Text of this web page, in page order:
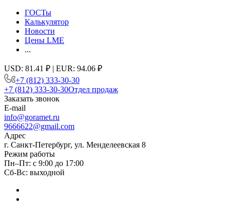
ГОСТы
Калькулятор
Новости
Цены LME
...
USD: 81.41 ₽ | EUR: 94.06 ₽
+7 (812) 333-30-30
+7 (812) 333-30-30Отдел продаж
Заказать звонок
E-mail
info@goramet.ru
9666622@gmail.com
Адрес
г. Санкт-Петербург, ул. Менделеевская 8
Режим работы
Пн–Пт: с 9:00 до 17:00
Сб-Вс: выходной